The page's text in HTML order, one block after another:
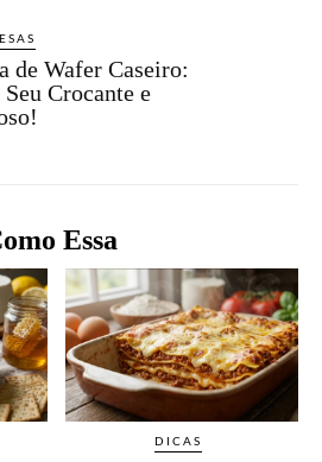
de Wafer Caseiro:
Seu Crocante e
Essa
DICAS